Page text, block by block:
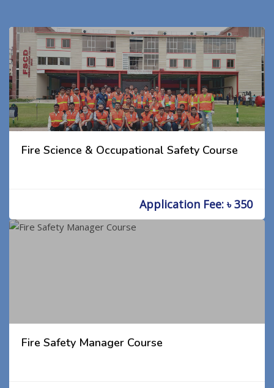
Fire Science & Occupational Safety Course
Application Fee: ৳ 350
Fire Safety Manager Course